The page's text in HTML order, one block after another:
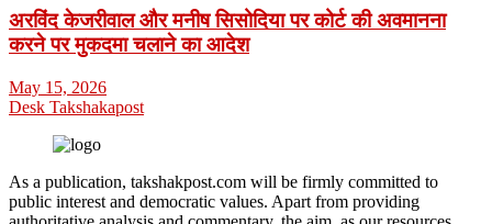
अरविंद केजरीवाल और मनीष सिसोदिया पर कोर्ट की अवमानना
करने पर मुकदमा चलाने का आदेश
May 15, 2026
Desk Takshakapost
As a publication, takshakpost.com will be firmly committed to
public interest and democratic values. Apart from providing